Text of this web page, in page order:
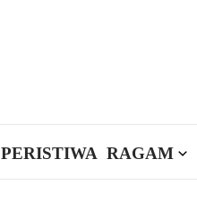
PERISTIWA RAGAM